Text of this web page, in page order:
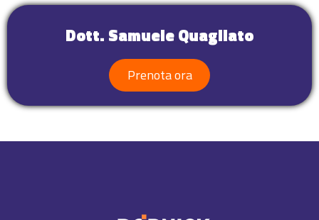
Dott. Samuele Quagliato
Prenota ora